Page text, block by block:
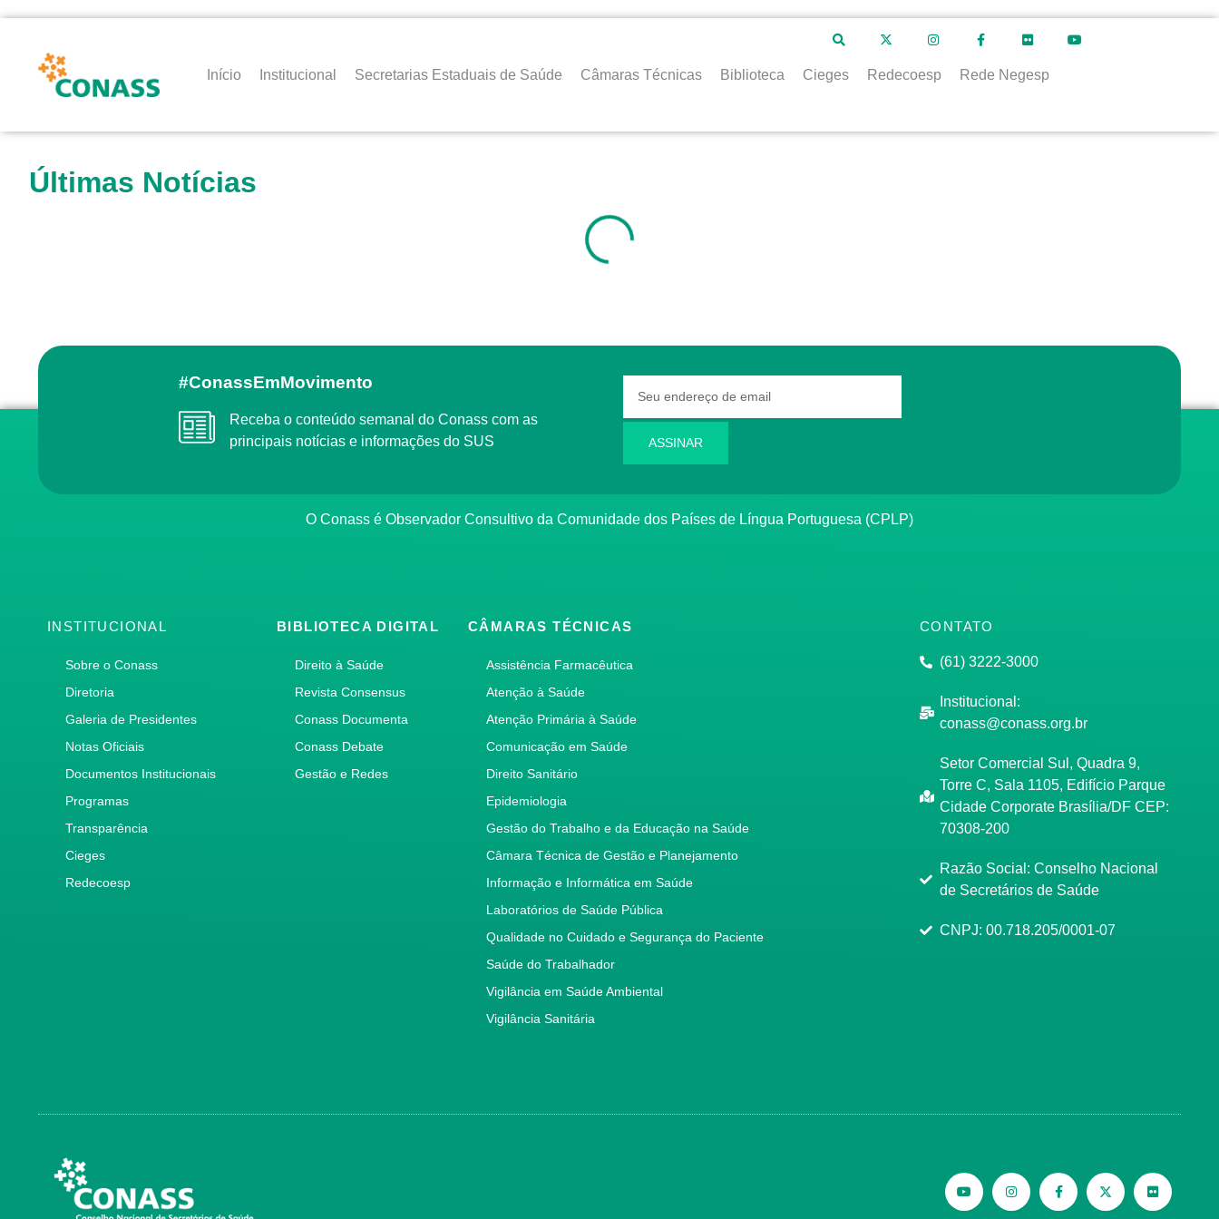
Início Institucional Secretarias Estaduais de Saúde Câmaras Técnicas Biblioteca Cieges Redecoesp Rede Negesp
Últimas Notícias
#ConassEmMovimento
Receba o conteúdo semanal do Conass com as
principais notícias e informações do SUS
ASSINAR
O Conass é Observador Consultivo da Comunidade dos Países de Língua Portuguesa (CPLP)
INSTITUCIONAL
Sobre o Conass
Diretoria
Galeria de Presidentes
Notas Oficiais
Documentos Institucionais
Programas
Transparência
Cieges
Redecoesp
BIBLIOTECA DIGITAL
Direito à Saúde
Revista Consensus
Conass Documenta
Conass Debate
Gestão e Redes
CÂMARAS TÉCNICAS
Assistência Farmacêutica
Atenção à Saúde
Atenção Primária à Saúde
Comunicação em Saúde
Direito Sanitário
Epidemiologia
Gestão do Trabalho e da Educação na Saúde
Câmara Técnica de Gestão e Planejamento
Informação e Informática em Saúde
Laboratórios de Saúde Pública
Qualidade no Cuidado e Segurança do Paciente
Saúde do Trabalhador
Vigilância em Saúde Ambiental
Vigilância Sanitária
CONTATO
(61) 3222-3000
Institucional:
conass@conass.org.br
Setor Comercial Sul, Quadra 9,
Torre C, Sala 1105, Edifício Parque
Cidade Corporate Brasília/DF CEP:
70308-200
Razão Social: Conselho Nacional
de Secretários de Saúde
CNPJ: 00.718.205/0001-07